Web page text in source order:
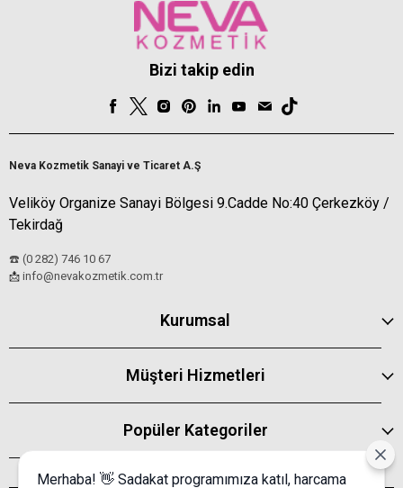
Bizi takip edin
Neva Kozmetik Sanayi ve Ticaret A.Ş
Veliköy Organize Sanayi Bölgesi 9.Cadde No:40 Çerkezköy /
Tekirdağ
☎️ (0 282) 746 10 67
📩 info@nevakozmetik.com.tr
Kurumsal
Müşteri Hizmetleri
Popüler Kategoriler
Merhaba! 👋 Sadakat programımıza katıl, harcama